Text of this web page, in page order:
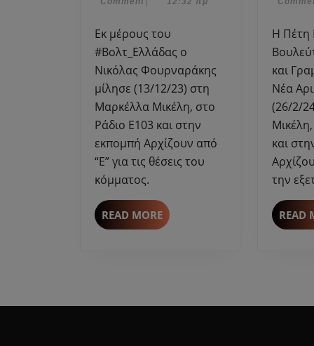
μίλησε
στη
Μαρκέλλα
Μικέλη
για
τις
θέσεις
του
κόμματος.
Εκ μέρους του
#Βολτ_Ελλάδας ο
Νικόλας Φουρναράκης
μίλησε (13/12/23) στη
Μαρκέλλα Μικέλη, στο
Ράδιο Ε103 και στην
εκπομπή Αρχίζουν από
“Ε” για τις θέσεις του
κόμματος.
READ MOREREAD
MORE
Η Πέτη Πέρκα,
και
Νέα
(26/2/
και
την
READ